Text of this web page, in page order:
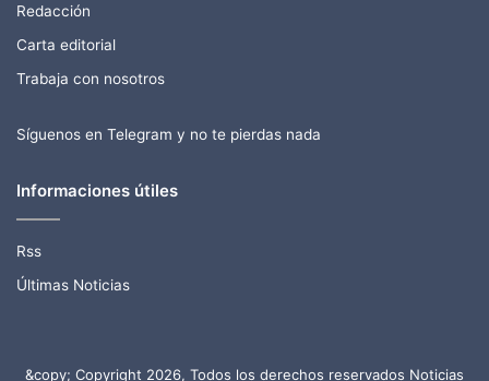
Redacción
Carta editorial
Trabaja con nosotros
Síguenos en Telegram y no te pierdas nada
Informaciones útiles
Rss
Últimas Noticias
&copy; Copyright 2026, Todos los derechos reservados Noticias